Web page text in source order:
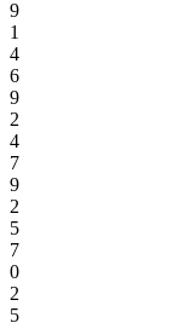
9
1
4
6
9
2
4
7
9
2
5
7
0
2
5